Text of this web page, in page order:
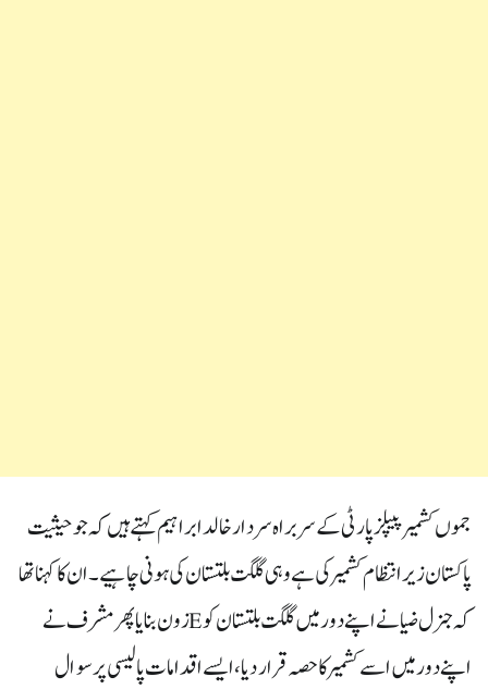
جموں کشمیر پیپلز پارٹی کے سربراہ سردار خالد ابراہیم کہتے ہیں کہ جو حیثیت
پاکستان زیر انتظام کشمیر کی ہے وہی گلگت بلتستان کی ہونی چاہیے۔ ان کا کہنا تھا
کہ جنرل ضیا نے اپنے دور میں گلگت بلتستان کو Eزون بنایا پھر مشرف نے
اپنے دور میں اسے کشمیر کا حصہ قرار دیا، ایسے اقدامات پالیسی پر سوال